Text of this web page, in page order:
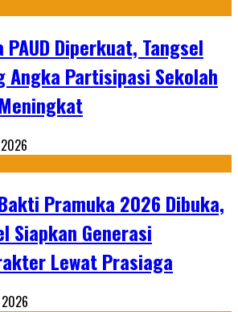
PAUD Diperkuat, Tangsel
Angka Partisipasi Sekolah
Pramuka 2026 Dibuka,
Siapkan Generasi
Lewat Prasiaga